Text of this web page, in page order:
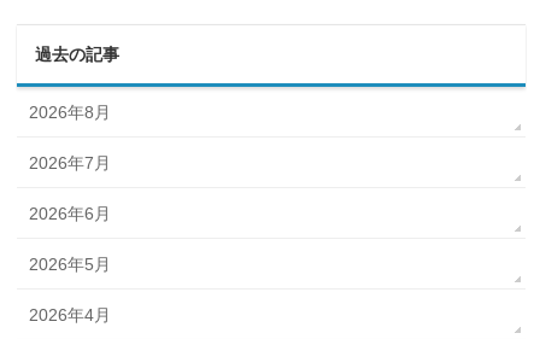
過去の記事
2026年8月
2026年7月
2026年6月
2026年5月
2026年4月